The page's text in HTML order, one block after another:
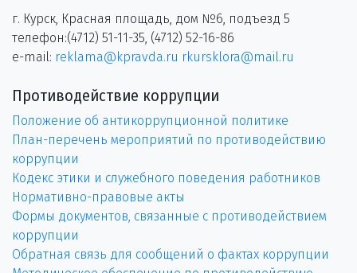
г. Курск, Красная площадь, дом №6, подъезд 5
телефон:(4712) 51-11-35, (4712) 52-16-86
e-mail: reklama@kpravda.ru rkursklora@mail.ru
Противодействие коррупции
Положение об антикоррупционной политике
План-перечень мероприятий по противодействию
коррупции
Кодекс этики и служебного поведения работников
Нормативно-правовые акты
Формы документов, связанные с противодействием
коррупции
Обратная связь для сообщений о фактах коррупции